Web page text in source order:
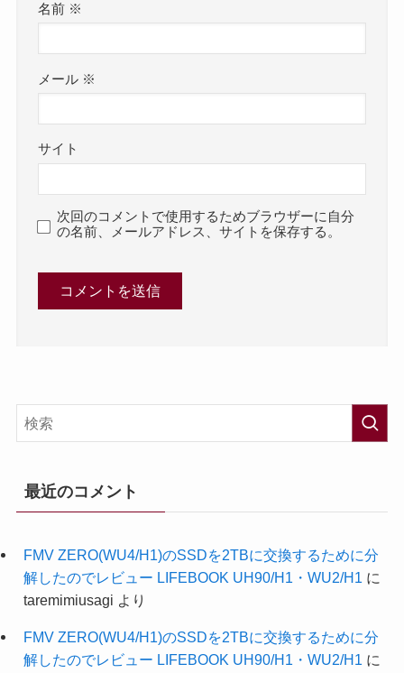
名前 ※
メール ※
サイト
次回のコメントで使用するためブラウザーに自分
の名前、メールアドレス、サイトを保存する。
最近のコメント
FMV ZERO(WU4/H1)のSSDを2TBに交換するために分
解したのでレビュー LIFEBOOK UH90/H1・WU2/H1 に
taremimiusagi より
FMV ZERO(WU4/H1)のSSDを2TBに交換するために分
解したのでレビュー LIFEBOOK UH90/H1・WU2/H1 に